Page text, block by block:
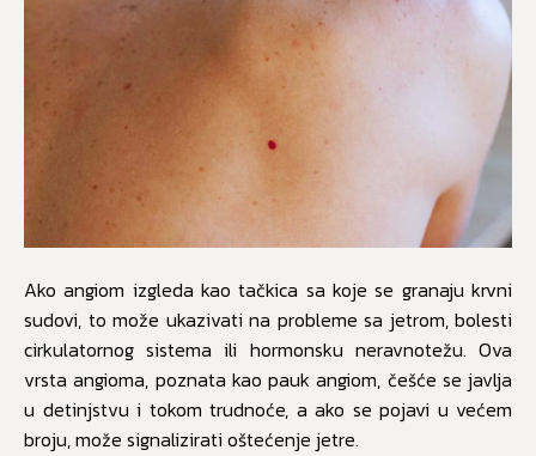
Ako angiom izgleda kao tačkica sa koje se granaju krvni
sudovi, to može ukazivati na probleme sa jetrom, bolesti
cirkulatornog sistema ili hormonsku neravnotežu. Ova
vrsta angioma, poznata kao pauk angiom, češće se javlja
u detinjstvu i tokom trudnoće, a ako se pojavi u većem
broju, može signalizirati oštećenje jetre.